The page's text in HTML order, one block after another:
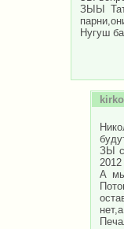
ЗЫЫ
Нугуш
ЗЫ
2012
А мы